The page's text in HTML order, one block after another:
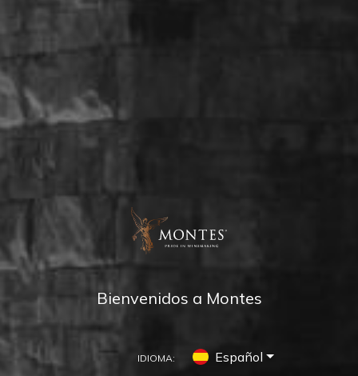
Bienvenidos a Montes
IDIOMA: Español